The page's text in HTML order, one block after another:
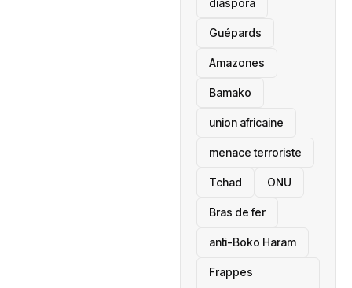
Guépards
Amazones
Bamako
union africaine
menace terroriste
‎Tchad ONU
Bras de fer
anti-Boko Haram
Frappes